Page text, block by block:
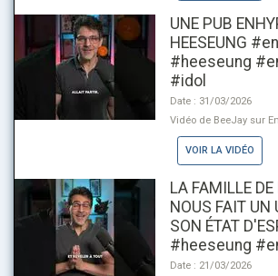
UNE PUB
HEESEUNG
#heeseung
#idol
Date : 31/03/2026
Vidéo de BeeJay sur
VOIR LA VIDÉO
LA FAMILLE DE
NOUS FAIT UN
SON ÉTAT
#heeseung
Date : 21/03/2026